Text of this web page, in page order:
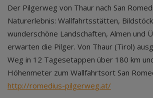
Der Pilgerweg von Thaur nach San
Naturerlebnis: Wallfahrtsstätten,
wunderschöne Landschaften, Almen und
erwarten die Pilger. Von Thaur (Tirol)
Weg in 12 Tagesetappen über 180 km
Höhenmeter zum Wallfahrtsort San
http://romedius-pilgerweg.at/